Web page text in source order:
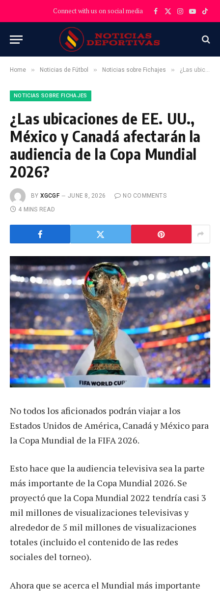
Connect with us on social media Facebook
X
Instagram
YouTube
Home » Noticias de Fútbol » Noticias sobre Fichajes » ¿Las ubicaciones de EE. UU., México y Canadá afectarán la audiencia de la Copa Mundial 2026?
NOTICIAS SOBRE FICHAJES
¿Las ubicaciones de EE. UU.,
México y Canadá afectarán la
audiencia de la Copa Mundial
2026?
BY XGCGF JUNE 8, 2026
NO COMMENTS
4 MINS READ
No todos los aficionados podrán viajar a los
Estados Unidos de América, Canadá y México para
la Copa Mundial de la FIFA 2026.
Esto hace que la audiencia televisiva sea la parte
más importante de la Copa Mundial 2026. Se
proyectó que la Copa Mundial 2022 tendría casi 3
mil millones de visualizaciones televisivas y
alrededor de 5 mil millones de visualizaciones
totales (incluido el contenido de las redes
sociales del torneo).
Ahora que se acerca el Mundial más importante